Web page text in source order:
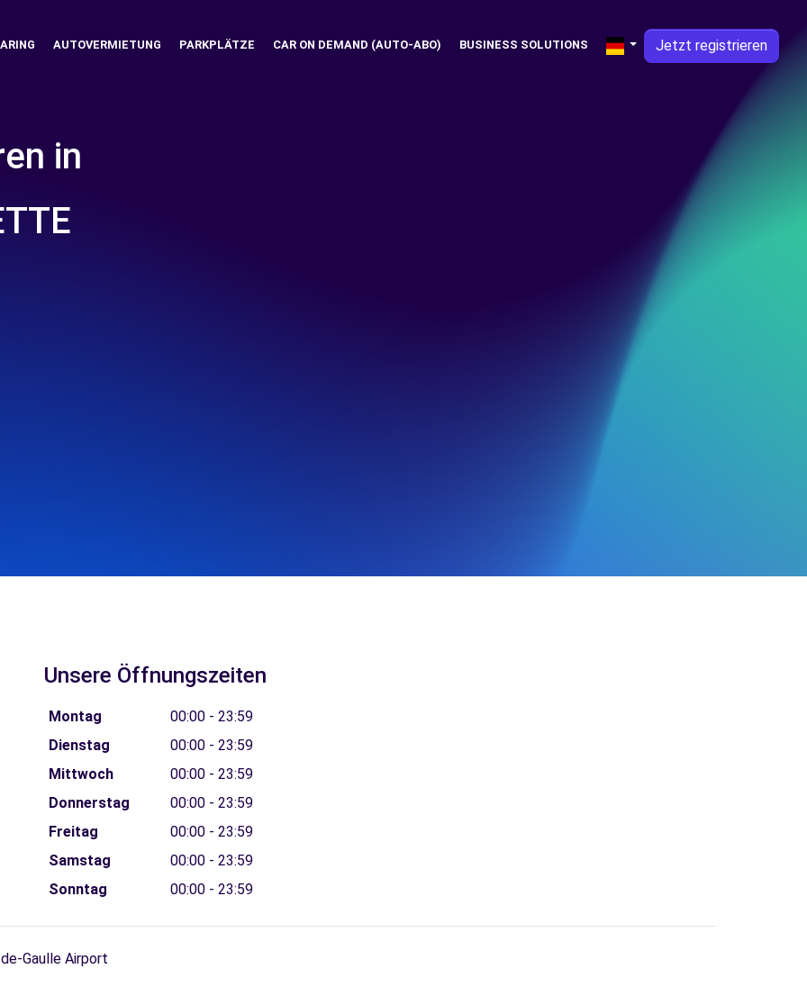
AUTOVERMIETUNG PARKPLÄTZE CAR ON DEMAND (AUTO-ABO) BUSINESS SOLUTIONS Jetzt registrieren
in
Unsere Öffnungszeiten
Montag
00:00 - 23:59
Dienstag
00:00 - 23:59
Mittwoch
00:00 - 23:59
Donnerstag
00:00 - 23:59
Freitag
00:00 - 23:59
Samstag
00:00 - 23:59
Sonntag
00:00 - 23:59
Gaulle Airport